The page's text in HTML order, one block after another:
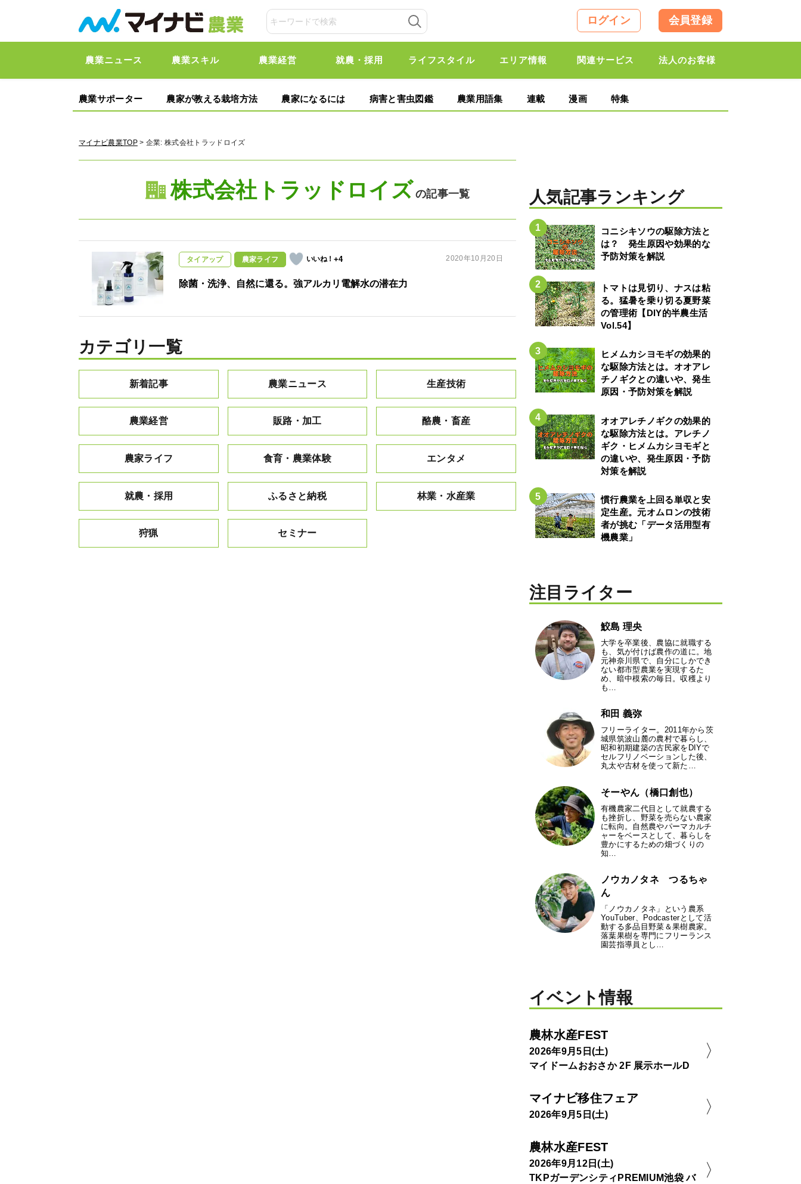
ログイン 会員登録
農業ニュース 農業スキル 農業経営 就農・採用 ライフスタイル エリア情報 関連サービス 法人のお客様
農業サポーター 農家が教える栽培方法 農家になるには 病害と害虫図鑑 農業用語集 連載 漫画 特集
マイナビ農業TOP> 企業:株式会社トラッドロイズ
株式会社トラッドロイズ の記事一覧
タイアップ 農家ライフ +4 2020年10月20日
除菌・洗浄、自然に還る。強アルカリ電解水の潜在力
カテゴリ一覧
新着記事 農業ニュース 生産技術
農業経営 販路・加工 酪農・畜産
農家ライフ 食育・農業体験 エンタメ
就農・採用 ふるさと納税 林業・水産業
狩猟 セミナー
人気記事ランキング
コニシキソウの駆除方法と
は？ 発生原因や効果的な
予防対策を解説
トマトは見切り、ナスは粘
る。猛暑を乗り切る夏野菜
の管理術【DIY的半農生活
Vol.54】
ヒメムカシヨモギの効果的
な駆除方法とは。オオアレ
チノギクとの違いや、発生
原因・予防対策を解説
オオアレチノギクの効果的
な駆除方法とは。アレチノ
ギク・ヒメムカシヨモギと
の違いや、発生原因・予防
対策を解説
慣行農業を上回る単収と安
定生産。元オムロンの技術
者が挑む「データ活用型有
機農業」
注目ライター
鮫島 理央
大学を卒業後、農協に就職する
も、気が付けば農作の道に。地
元神奈川県で、自分にしかでき
ない都市型農業を実現するた
め、暗中模索の毎日。収穫より
も…
和田 義弥
フリーライター。2011年から茨
城県筑波山麓の農村で暮らし、
昭和初期建築の古民家をDIYで
セルフリノベーションした後、
丸太や古材を使って新た…
そーやん（橋口創也）
有機農家二代目として就農する
も挫折し、野菜を売らない農家
に転向。自然農やパーマカルチ
ャーをベースとして、暮らしを
豊かにするための畑づくりの
知…
ノウカノタネ つるちゃ
ん
「ノウカノタネ」という農系
YouTuber、Podcasterとして活
動する多品目野菜＆果樹農家。
落葉果樹を専門にフリーランス
園芸指導員とし…
イベント情報
農林水産FEST
2026年9月5日(土)
マイドームおおさか 2F 展示ホールD
マイナビ移住フェア
2026年9月5日(土)
農林水産FEST
2026年9月12日(土)
TKPガーデンシティPREMIUM池袋 バ